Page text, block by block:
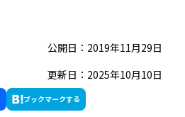
ブックマークする
公開日：2019年11月29日
更新日：2025年10月10日